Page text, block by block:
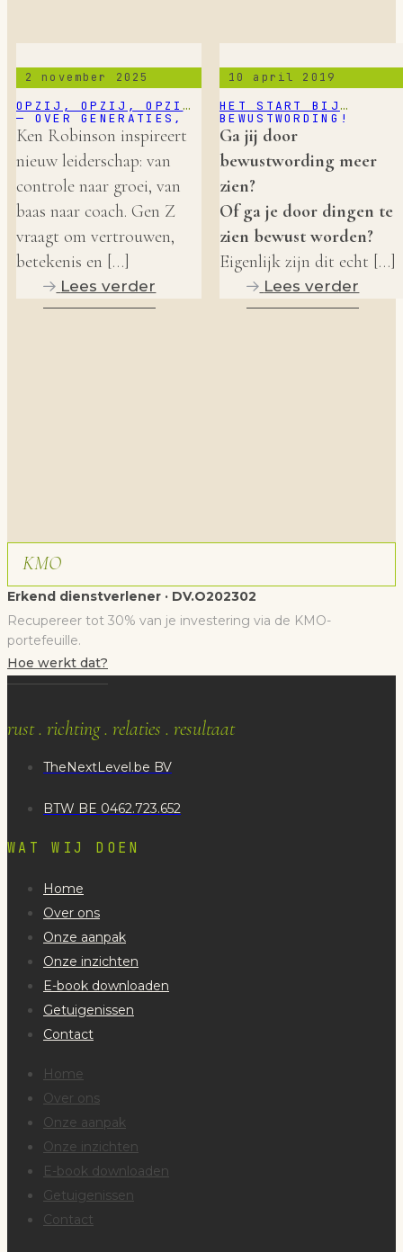
2 november 2025
OPZIJ, OPZIJ, OPZIJ
— OVER GENERATIES,
TIJD EN LEIDERSCHAP
IN FAMILIEBEDRIJVEN
Ken Robinson inspireert
nieuw leiderschap: van
controle naar groei, van
baas naar coach. Gen Z
vraagt om vertrouwen,
betekenis en […]
Lees verder
10 april 2019
HET START BIJ
BEWUSTWORDING!
Ga jij door
bewustwording meer
zien?
Of ga je door dingen te
zien bewust worden?
Eigenlijk zijn dit echt […]
Lees verder
KMO
Erkend dienstverlener · DV.O202302
Recupereer tot 30% van je investering via de KMO-
portefeuille.
Hoe werkt dat?
rust . richting . relaties . resultaat
TheNextLevel.be BV
BTW BE 0462.723.652
WAT WIJ DOEN
Home
Over ons
Onze aanpak
Onze inzichten
E-book downloaden
Getuigenissen
Contact
Home
Over ons
Onze aanpak
Onze inzichten
E-book downloaden
Getuigenissen
Contact